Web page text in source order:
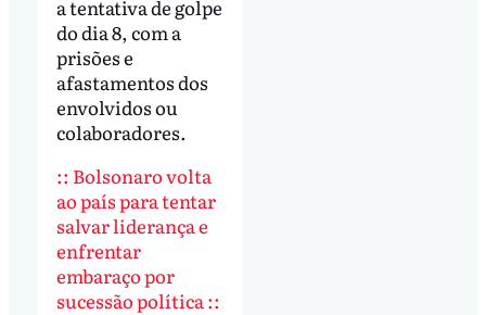
a tentativa de golpe
do dia 8, com a
prisões e
afastamentos dos
envolvidos ou
colaboradores.
:: Bolsonaro volta
ao país para tentar
salvar liderança e
enfrentar
embaraço por
sucessão política ::